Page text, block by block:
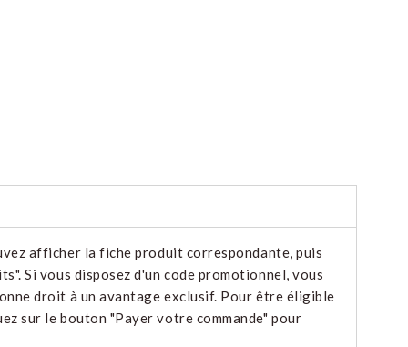
afficher la fiche produit correspondante, puis
Si vous disposez d'un code promotionnel, vous
droit à un avantage exclusif. Pour être éligible
sur le bouton "Payer votre commande" pour